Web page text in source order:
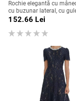
Rochie elegantă cu
cu buzunar lateral, cu
versatilă, de culoare
152.66 Lei